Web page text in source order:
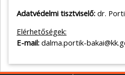
Adatvédelmi tisztviselő: dr.
Elérhetőségek:
E-mail: dalma.portik-